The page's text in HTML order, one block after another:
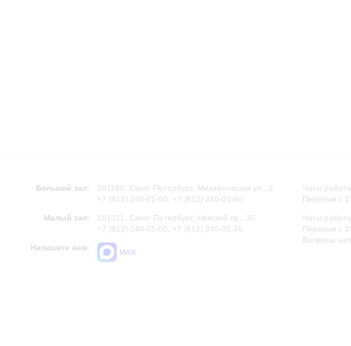
Большой зал:
191186, Санкт-Петербург, Михайловская ул., 2
+7 (812) 240-01-00, +7 (812) 240-01-80
Малый зал:
191011, Санкт-Петербург, Невский пр., 30
+7 (812) 240-01-00, +7 (812) 240-01-70
Напишите нам:
MAX
Часы
Перерыв с
Часы
Перерыв с
Вопросы